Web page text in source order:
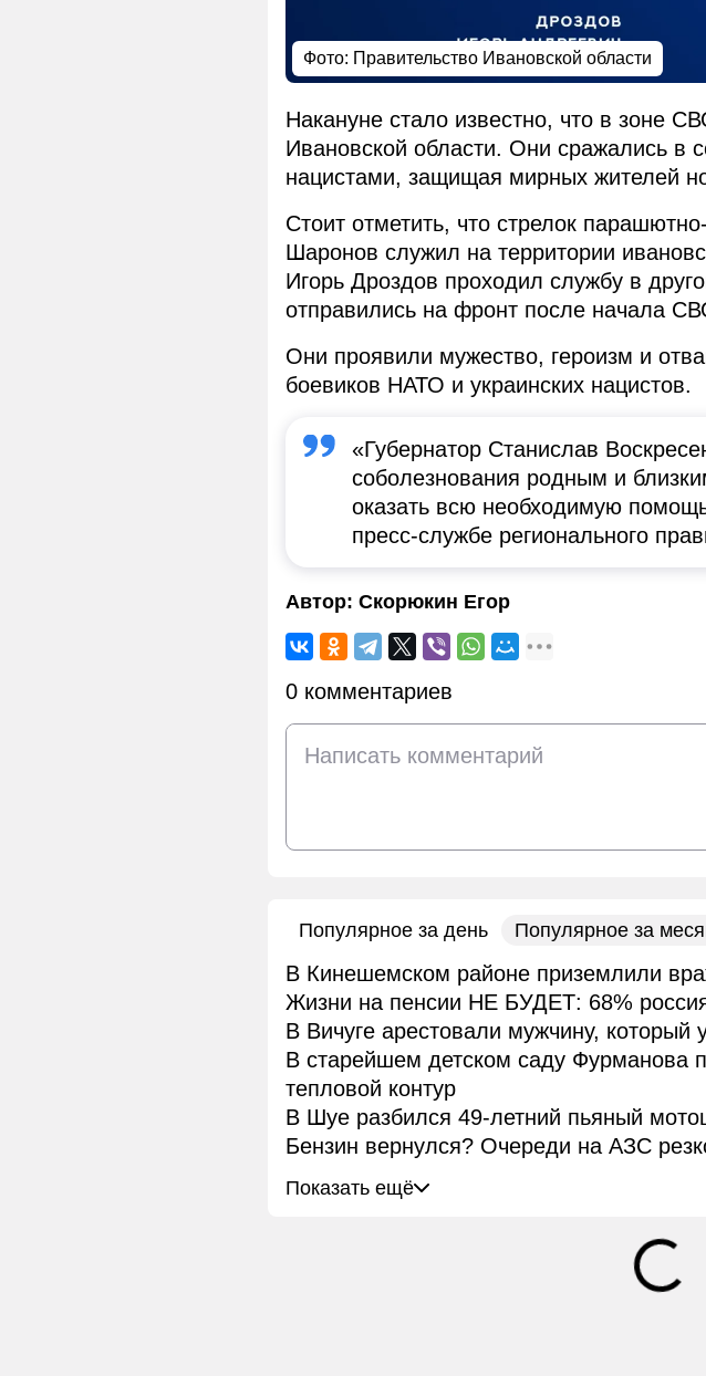
Фото: Правительство Ивановской области
Накануне стало известно, что в зоне
Ивановской области. Они сражались в
нацистами, защищая мирных жителей
Стоит отметить, что стрелок
Шаронов служил на территории
Игорь Дроздов проходил службу в
отправились на фронт после начала
Они проявили мужество, героизм и
боевиков НАТО и украинских нацистов.
«Губернатор Станислав
соболезнования родным и
оказать всю необходимую
пресс-службе регионального
Автор: Скорюкин Егор
0 комментариев
Популярное за день Популярное за
В Кинешемском районе приземлили
Жизни на пенсии НЕ БУДЕТ: 68%
В Вичуге арестовали мужчину, который
В старейшем детском саду Фурманова
тепловой контур
В Шуе разбился 49-летний пьяный
Бензин вернулся? Очереди на АЗС
Показать ещё